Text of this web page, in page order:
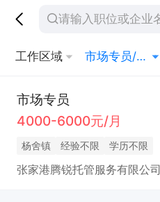
工作区域 市场专员/助理
市场专员
4000-6000元/月
杨舍镇 经验不限 学历不限
张家港腾锐托管服务有限公司